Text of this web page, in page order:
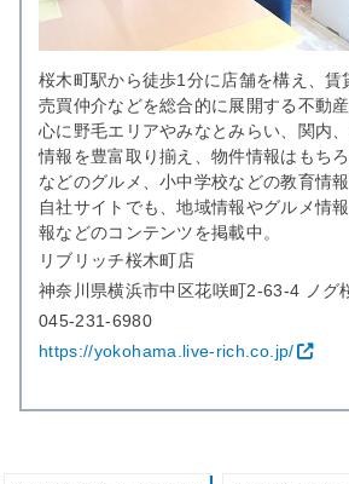
桜木町駅から徒歩1分に店舗を構え、賃
売買仲介などを総合的に展開する不動
心に野毛エリアやみなとみらい、関内
情報を豊富取り揃え、物件情報はもち
などのグルメ、小中学校などの教育情報
自社サイトでも、地域情報やグルメ情
報などのコンテンツを掲載中。
リブリッチ桜木町店
神奈川県横浜市中区花咲町2-63-4 ノグ
045-231-6980
https://yokohama.live-rich.co.jp/